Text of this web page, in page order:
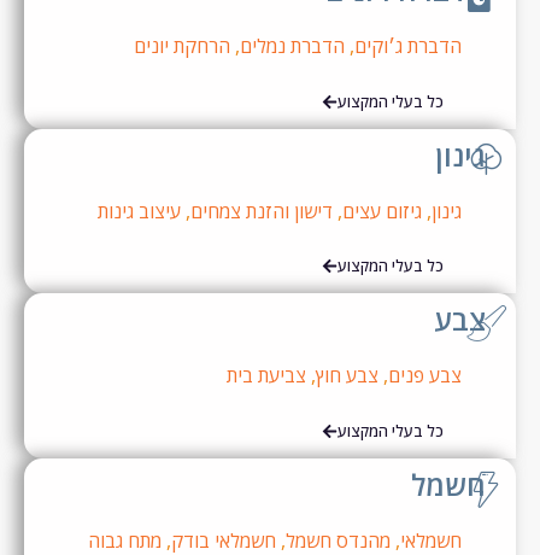
הדברת ג׳וקים, הדברת נמלים, הרחקת יונים
כל בעלי המקצוע
גיזום עצים,דישון והזנת צמחים, עיצוב גינות
כל בעלי המקצוע
צבע פנים,צבע חוץ,צביעת בית
כל בעלי המקצוע
חשמלאי,מהנדס חשמל, חשמלאי בודק,מתח גבוה